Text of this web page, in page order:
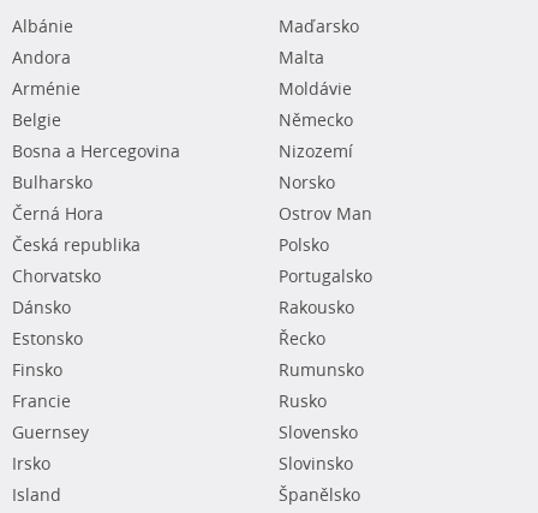
Albánie
Andora
Arménie
Belgie
Bosna a Hercegovina
Bulharsko
Černá Hora
Česká republika
Chorvatsko
Dánsko
Estonsko
Finsko
Francie
Guernsey
Irsko
Island
Maďarsko
Malta
Moldávie
Německo
Nizozemí
Norsko
Ostrov Man
Polsko
Portugalsko
Rakousko
Řecko
Rumunsko
Rusko
Slovensko
Slovinsko
Španělsko